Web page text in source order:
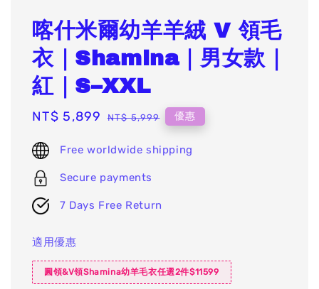
喀什米爾幼羊羊絨 V 領毛
衣｜Shamina｜男女款｜
紅｜S–XXL
Sale
NT$ 5,899 Regular
NT$ 5,999 優惠
Free worldwide shipping
Secure payments
7 Days Free Return
適用優惠
圓領&V領Shamina幼羊毛衣任選2件$11599